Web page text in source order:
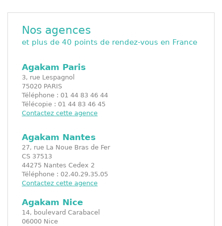
Nos agences
et plus de 40 points de rendez-vous en France
Agakam Paris
3, rue Lespagnol
75020 PARIS
Téléphone : 01 44 83 46 44
Télécopie : 01 44 83 46 45
Contactez cette agence
Agakam Nantes
27, rue La Noue Bras de Fer
CS 37513
44275 Nantes Cedex 2
Téléphone : 02.40.29.35.05
Contactez cette agence
Agakam Nice
14, boulevard Carabacel
06000 Nice